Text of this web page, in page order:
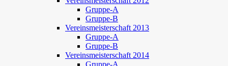
Gruppe-A
Gruppe-B
Vereinsmeisterschaft 2013
Gruppe-A
Gruppe-B
Vereinsmeisterschaft 2014
Gruppe-A